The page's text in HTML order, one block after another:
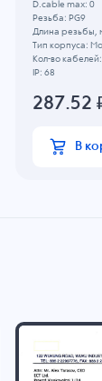
D.cable max: 0
Резьба: PG9
Длина резьбы,
Тип корпуса:
Кол-во кабелей:
IP: 68
287.52
В